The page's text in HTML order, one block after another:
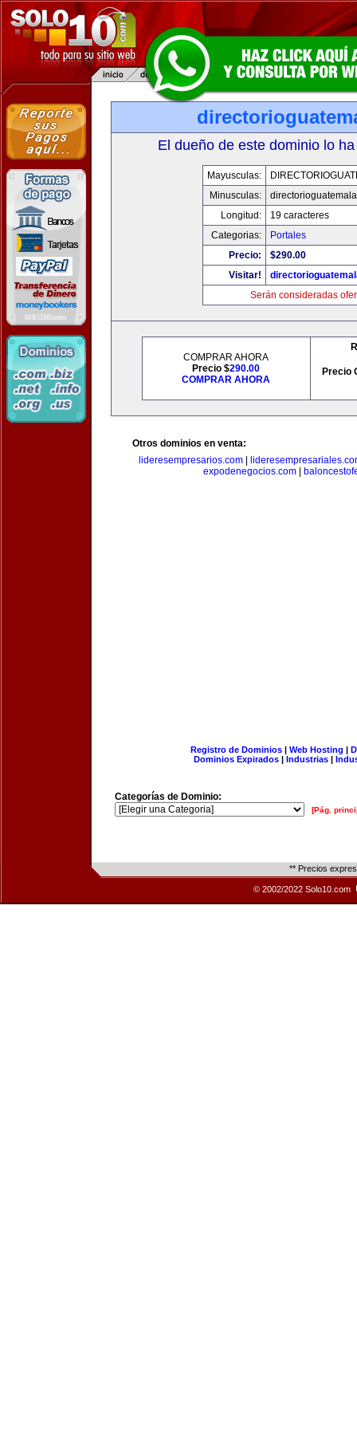
El dueño de este dominio lo
Mayusculas:
Minusculas:
Longitud:
19 caracteres
Categorias:
Portales
Precio:
$290.00
Visitar!
Serán consideradas
COMPRAR AHORA
Precio $290.00
COMPRAR AHORA
Precio
Otros dominios en venta:
lideresempresarios.com|
expodenegocios.com|
Registro de Dominios| Web Hosting |
Dominios Expirados | Industrias |
Categorías de Dominio:
[Pág.
** Precios
© 2002/2022 Solo10.com